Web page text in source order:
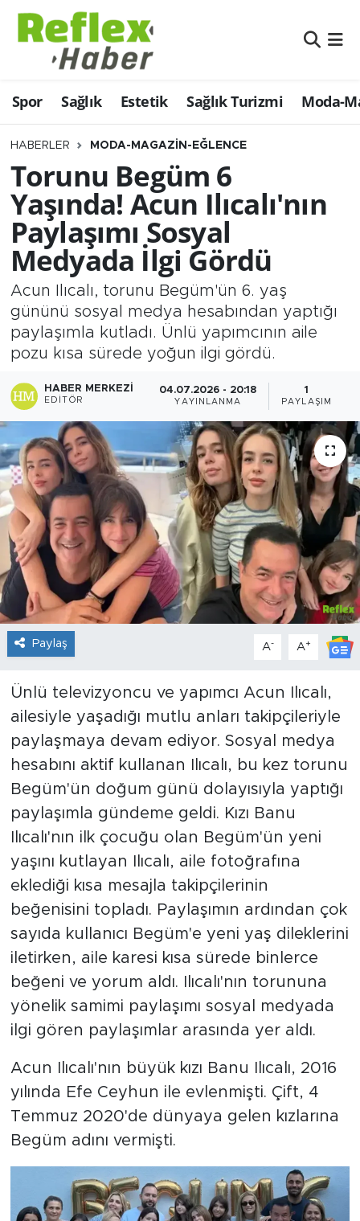
Spor Sağlık Estetik Sağlık Turizmi Moda-
HABERLER MODA-MAGAZIN-EĞLENCE
Torunu Begüm 6
Yaşında! Acun Ilıcalı'nın
Paylaşımı Sosyal
Medyada İlgi Gördü
Acun Ilıcalı, torunu Begüm'ün 6. yaş
gününü sosyal medya hesabından yaptığı
paylaşımla kutladı. Ünlü yapımcının aile
pozu kısa sürede yoğun ilgi gördü.
HABER MERKEZI
EDITÖR
04.07.2026 - 20:18
YAYINLANMA
1
PAYLAŞIM
Paylaş A- A+
Ünlü televizyoncu ve yapımcı Acun Ilıcalı,
ailesiyle yaşadığı mutlu anları takipçileriyle
paylaşmaya devam ediyor. Sosyal medya
hesabını aktif kullanan Ilıcalı, bu kez torunu
Begüm'ün doğum günü dolayısıyla yaptığı
paylaşımla gündeme geldi. Kızı Banu
Ilıcalı'nın ilk çocuğu olan Begüm'ün yeni
yaşını kutlayan Ilıcalı, aile fotoğrafına
eklediği kısa mesajla takipçilerinin
beğenisini topladı. Paylaşımın ardından çok
sayıda kullanıcı Begüm'e yeni yaş dileklerini
iletirken, aile karesi kısa sürede binlerce
beğeni ve yorum aldı. Ilıcalı'nın torununa
yönelik samimi paylaşımı sosyal medyada
ilgi gören paylaşımlar arasında yer aldı.
Acun Ilıcalı'nın büyük kızı Banu Ilıcalı, 2016
yılında Efe Ceyhun ile evlenmişti. Çift, 4
Temmuz 2020'de dünyaya gelen kızlarına
Begüm adını vermişti.
Eğitim
Estetik
Firmalardan
Güncel
İş ve Ekonomi
Moda-Magazin-Eğlence
Sağlık
Sağlık Turizmi
Sanat
Spor
Teknoloji
Nöbetçi Eczaneler
Hava Durumu
Namaz Vakitleri
Trafik Durumu
Şampiyonlar Ligi Puan Durumu ve Fikstür
Tüm Manşetler
Son Dakika Haberleri
Haber Arşivi